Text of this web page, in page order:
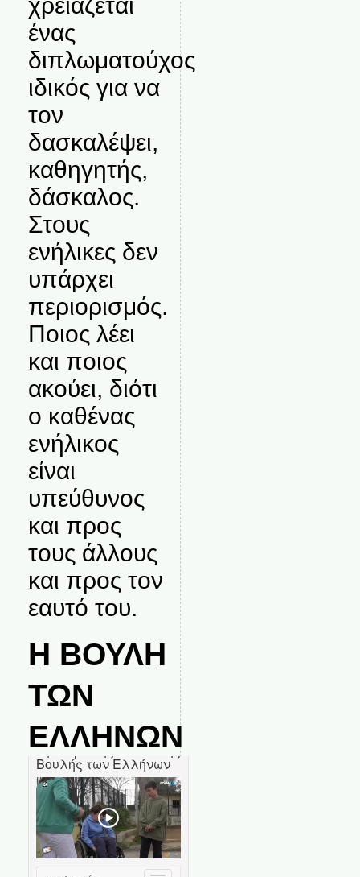
ένας
διπλωματούχος
ιδικός για να
τον
δασκαλέψει,
καθηγητής,
δάσκαλος.
Στους
ενήλικες δεν
υπάρχει
περιορισμός.
Ποιος λέει
και ποιος
ακούει, διότι
ο καθένας
ενήλικος
είναι
υπεύθυνος
και προς
τους άλλους
και προς τον
εαυτό του.
Η ΒΟΥΛΗ
ΤΩΝ
ΕΛΛΗΝΩΝ